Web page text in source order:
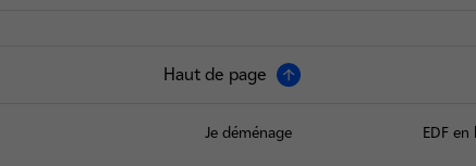
Haut de page
Je déménage EDF en